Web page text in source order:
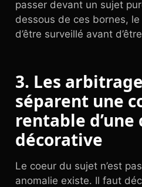
passer devant un sujet
dessous de ces bornes,
d’être surveillé avant
3. Les
séparent une
rentable
décorative
Le coeur du sujet n’est
anomalie existe. Il faut